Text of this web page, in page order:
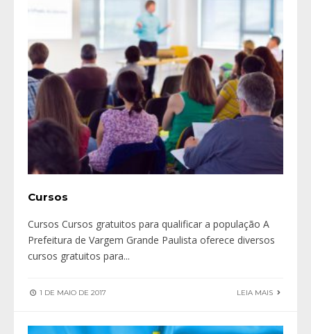
Cursos
Cursos Cursos gratuitos para qualificar a população A
Prefeitura de Vargem Grande Paulista oferece diversos
cursos gratuitos para...
1 DE MAIO DE 2017 LEIA MAIS